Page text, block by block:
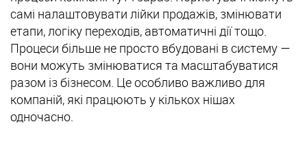
самі налаштовувати лійки продажів, змінювати
етапи, логіку переходів, автоматичні дії тощо.
Процеси більше не просто вбудовані в систему —
вони можуть змінюватися та масштабуватися
разом із бізнесом. Це особливо важливо для
компаній, які працюють у кількох нішах
одночасно.